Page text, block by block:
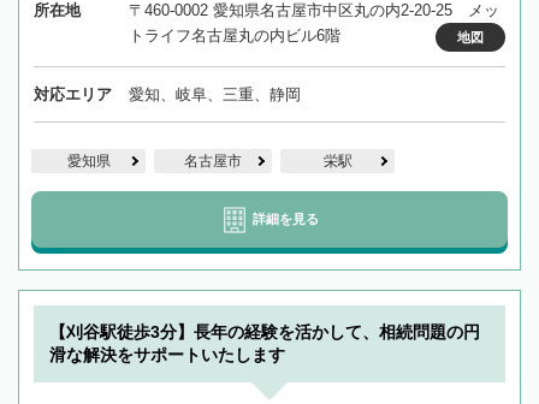
所在地
〒460-0002 愛知県名古屋市中区丸の内2-20-25 メッ
トライフ名古屋丸の内ビル6階
地図
対応エリア 愛知、岐阜、三重、静岡
愛知県 名古屋市 栄駅
詳細を見る
【刈谷駅徒歩3分】長年の経験を活かして、相続問題の円
滑な解決をサポートいたします